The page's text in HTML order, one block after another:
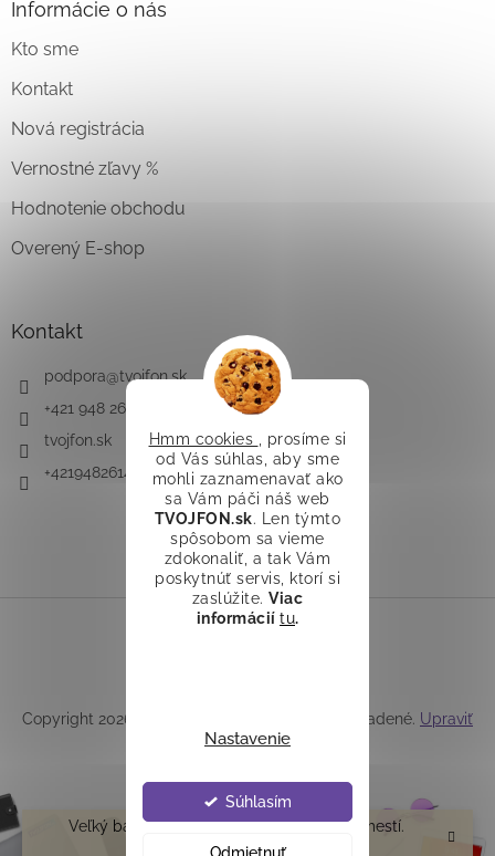
Hmm cookies
, prosíme si
od Vás súhlas, aby sme
mohli zaznamenavať ako
sa Vám páči náš web
TVOJFON.sk. Len týmto
spôsobom sa vieme
zdokonaliť, a tak Vám
poskytnúť servis, ktorí si
zaslúžite.Viac
informácií tu.
Nastavenie
Súhlasím
Veľký balík /teleskop/ do Z-boxu sa nezmestí.
Ďakujeme
Informácie o nás
Kto sme
Kontakt
Nová registrácia
Vernostné zľavy %
Hodnotenie obchodu
Overený E-shop
Kontakt
podpora@tvojfon.sk
+421 948 261 491
tvojfon.sk
+421948261491
Copyright 2026 . Všetky práva vyhradené. Upraviť
nastavenie cookies